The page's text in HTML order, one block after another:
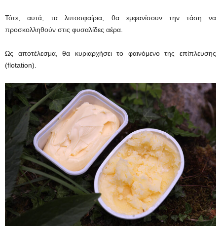
Τότε, αυτά, τα λιποσφαίρια, θα εμφανίσουν την τάση να
προσκολληθούν στις φυσαλίδες αέρα.
Ως αποτέλεσμα, θα κυριαρχήσει το φαινόμενο της επίπλευσης
(flotation).